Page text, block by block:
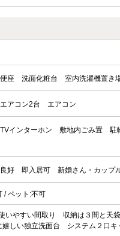
座 洗面化粧台 室内洗濯機置き
エアコン2台 エアコン
TVインターホン 敷地内ごみ置 駐
好 即入居可 新婚さん・カップ
/ ペット:不可
やすい間取り 収納は３間と天
しい独立洗面台 システム２口キ